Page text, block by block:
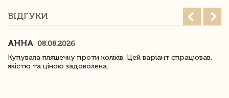
ВІДГУКИ
АННА 08.08.2026
Купувала пляшечку проти коліків. Цей варіант спрацював.
якістю та ціною задоволена.